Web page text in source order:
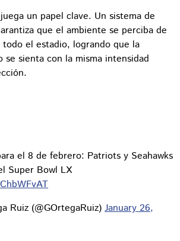
un papel clave. Un sistema de
que el ambiente se perciba de
el estadio, logrando que la
se sienta con la misma intensidad
el 8 de febrero: Patriots y Seahawks
Super Bowl LX
Ruiz (@GOrtegaRuiz) January 26,